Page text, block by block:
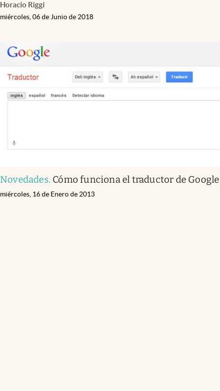
Horacio Riggi
miércoles, 06 de Junio de 2018
Novedades. Cómo funciona el traductor de Google
miércoles, 16 de Enero de 2013